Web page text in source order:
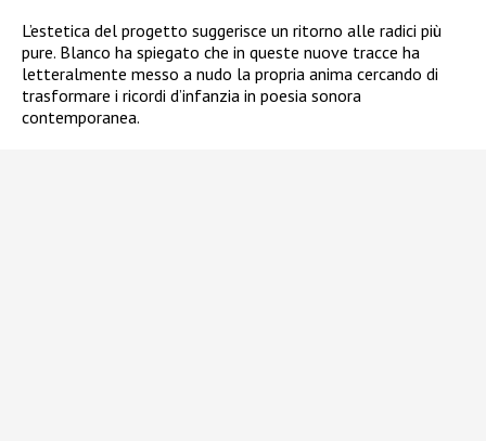
L’estetica del progetto suggerisce un ritorno alle radici più
pure. Blanco ha spiegato che in queste nuove tracce ha
letteralmente messo a nudo la propria anima cercando di
trasformare i ricordi d’infanzia in poesia sonora
contemporanea.